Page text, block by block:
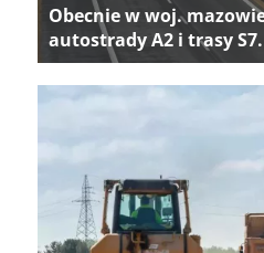
Obecnie w woj.
autostrady A2 i trasy